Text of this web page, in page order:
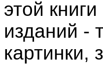
этой
изданий -
картинки,